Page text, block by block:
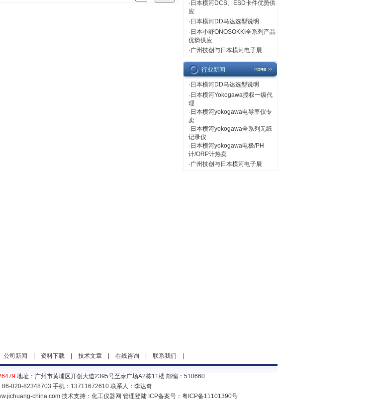
· 日本横河DCS、ESD卡件优势供
应
· 日本横河DD马达选型说明
· 日本小野ONOSOKKI全系列产品
优势供应
·广州技创与日本横河电子展
行业新闻
· 日本横河DD马达选型说明
· 日本横河Yokogawa授权一级代
理
· 日本横河yokogawa电导率仪专
卖
· 日本横河yokogawa全系列无纸
记录仪
· 日本横河yokogawa电极/PH
计/ORP计热卖
·广州技创与日本横河电子展
公司新闻 资料下载| 技术文章| 在线咨询 联系我们
地址：广州市黄埔区开创大道2395号至泰广场A2栋11楼 邮编：510660
020-82348703 手机：13711672610 联系人：李达奇
china.com 技术支持： 化工仪器网 管理登陆 ICP备案号： 粤ICP备11101390号